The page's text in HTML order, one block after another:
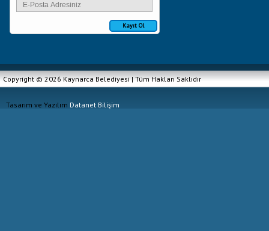
Kayıt Ol
Copyright © 2026 Kaynarca Belediyesi | Tüm Hakları Saklıdır
Tasarım ve Yazılım Datanet Bilişim